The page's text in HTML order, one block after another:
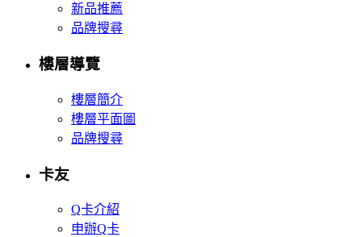
新品推薦
品牌搜尋
樓層導覽
樓層簡介
樓層平面圖
品牌搜尋
卡友
Q卡介紹
申辦Q卡